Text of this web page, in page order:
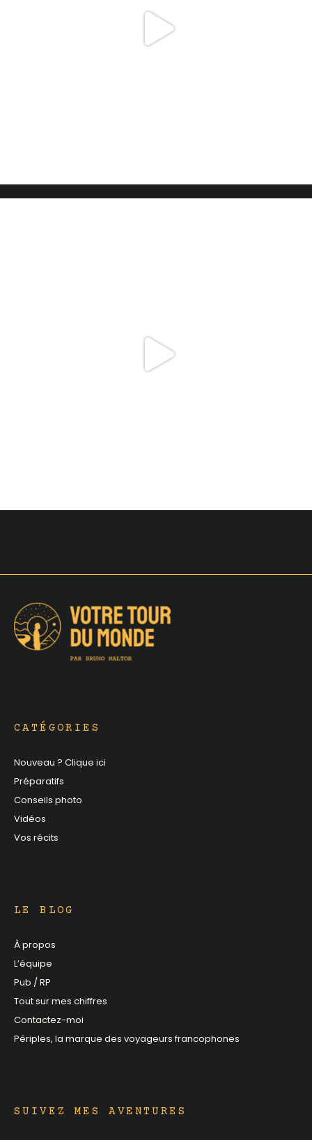
CATÉGORIES
Nouveau ? Clique ici
Préparatifs
Conseils photo
Vidéos
Vos récits
LE BLOG
À propos
L’équipe
Pub / RP
Tout sur mes chiffres
Contactez-moi
Périples, la marque des voyageurs francophones
SUIVEZ MES AVENTURES